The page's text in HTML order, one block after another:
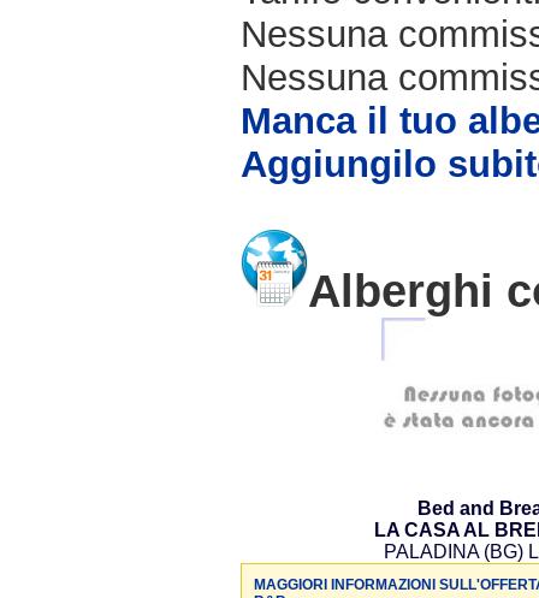
Nessuna
Nessuna
Manca il tuo
Aggiungilo
Alberghi
Bed and
LA CASA AL
PALADINA (BG)
MAGGIORI INFORMAZIONI